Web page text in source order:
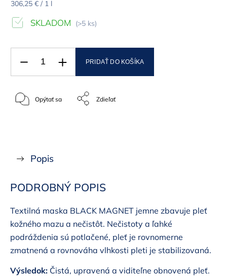
306,25 € / 1 l
SKLADOM (>5 ks)
PRIDAŤ DO KOŠÍKA
Opýtať sa Zdieľať
Popis
PODROBNÝ POPIS
Textilná maska BLACK MAGNET jemne zbavuje pleť
kožného mazu a nečistôt. Nečistoty a ľahké
podráždenia sú potlačené, pleť je rovnomerne
zmatnená a rovnováha vlhkosti pleti je stabilizovaná.
Výsledok: Čistá, upravená a viditeľne obnovená pleť.